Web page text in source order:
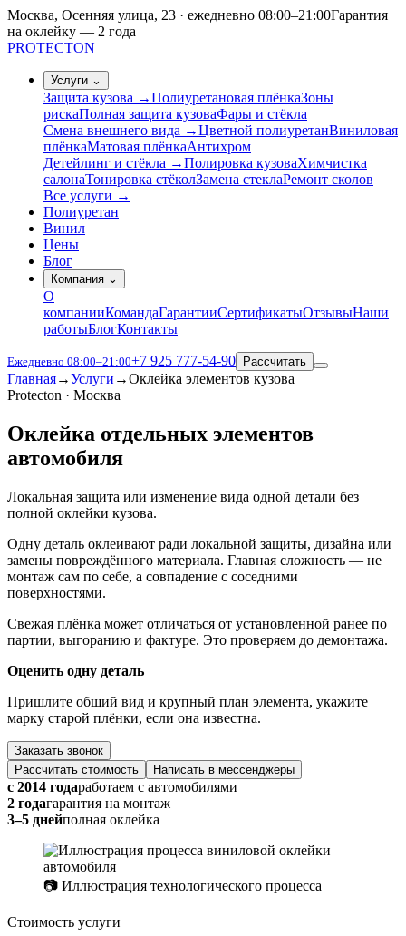
Москва, Осенняя улица, 23 · ежедневно 08:00–21:00Гарантия
на оклейку — 2 года
PROTECTON
Услуги ⌄
Защита кузова →Полиуретановая плёнкаЗоны
рискаПолная защита кузоваФары и стёкла
Смена внешнего вида →Цветной полиуретанВиниловая
плёнкаМатовая плёнкаАнтихром
Детейлинг и стёкла →Полировка кузоваХимчистка
салонаТонировка стёколЗамена стеклаРемонт сколов
Все услуги →
Полиуретан
Винил
Цены
Блог
Компания ⌄
О
компанииКомандаГарантииСертификатыОтзывыНаши
работыБлогКонтакты
Ежедневно 08:00–21:00+7 925 777-54-90 Рассчитать
Меню
Главная→Услуги →Оклейка элементов кузова
Protecton · Москва
Оклейка отдельных элементов
автомобиля
Локальная защита или изменение вида одной детали без
полной оклейки кузова.
Одну деталь оклеивают ради локальной защиты, дизайна или
замены повреждённого материала. Главная сложность — не
монтаж сам по себе, а совпадение с соседними
поверхностями.
Свежая плёнка может отличаться от установленной ранее по
партии, выгоранию и фактуре. Это проверяем до демонтажа.
Оценить одну деталь
Пришлите общий вид и крупный план элемента, укажите
марку старой плёнки, если она известна.
Заказать звонок
Рассчитать стоимость
Написать в мессенджеры
с 2014 годаработаем с автомобилями
2 годагарантия на монтаж
3–5 днейполная оклейка
📷 Иллюстрация технологического процесса
Стоимость услуги